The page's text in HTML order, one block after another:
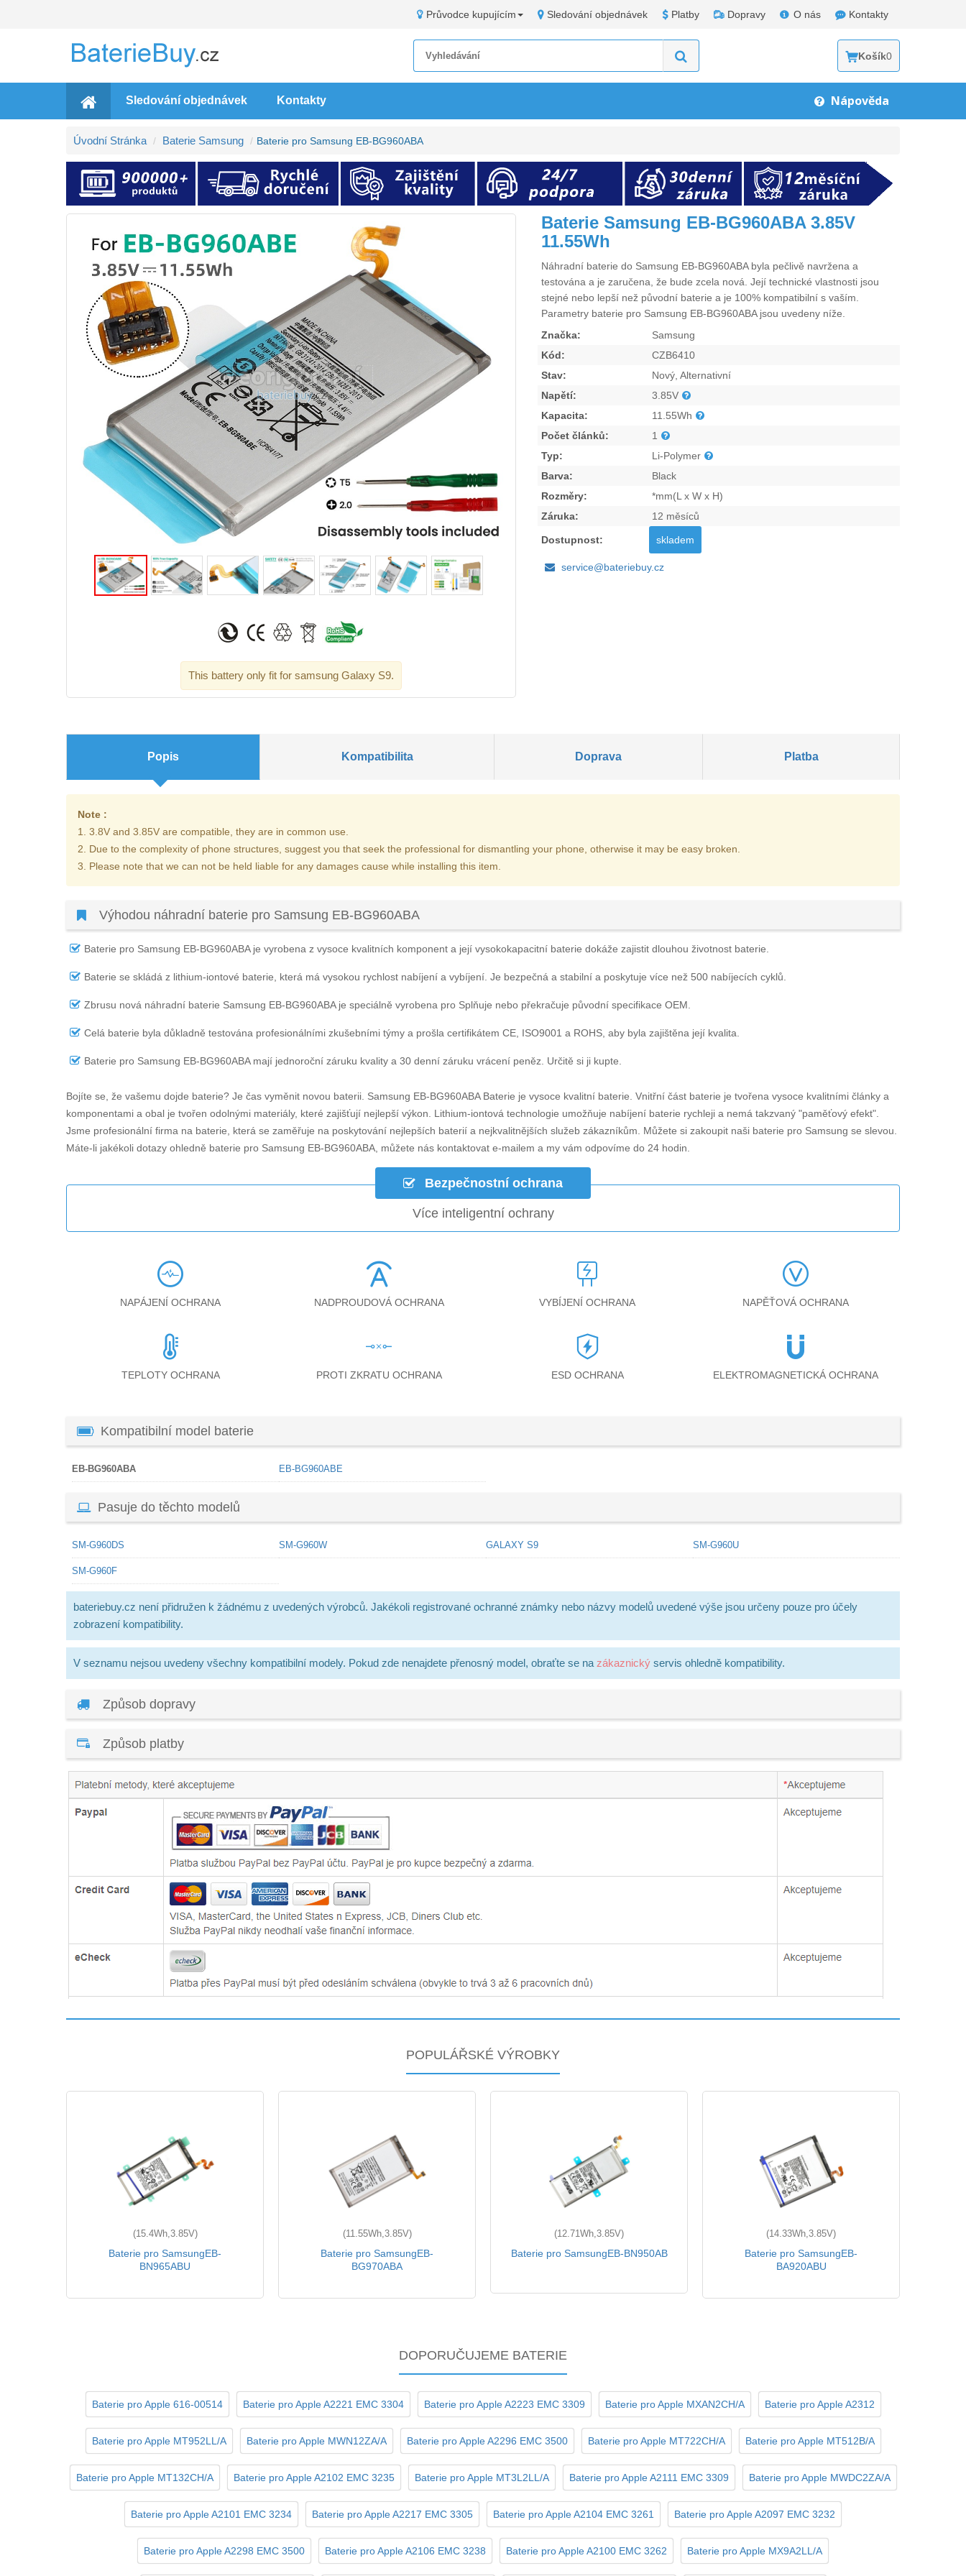
Průvodce kupujícím Sledování objednávek Platby Dopravy O nás Kontakty
Košík0
Sledování objednávek Kontakty Nápověda
Úvodní Stránka Baterie Samsung Baterie pro Samsung EB-BG960ABA
This battery only fit for samsung Galaxy S9.
Baterie Samsung EB-BG960ABA 3.85V
11.55Wh
Náhradní baterie do Samsung EB-BG960ABAbyla pečlivě navržena a
testována a je zaručena, že bude zcela nová. Její technické vlastnosti jsou
stejné nebo lepší než původní baterie a je 100% kompatibilní s vaším.
Parametry baterie pro Samsung EB-BG960ABAjsou uvedeny níže.
Značka:
Samsung
Kód:
CZB6410
Stav:
Nový, Alternativní
Napětí:
3.85V
Kapacita:
11.55Wh
Počet článků:
1
Typ:
Li-Polymer
Barva:
Black
Rozměry:
*mm(L x W x H)
Záruka:
12 měsíců
Dostupnost: skladem
service@bateriebuy.cz
Popis Kompatibilita Doprava Platba
Note :
1. 3.8V and 3.85V are compatible, they are in common use.
2. Due to the complexity of phone structures, suggest you that seek the professional for dismantling your phone, otherwise it may be easy broken.
3. Please note that we can not be held liable for any damages cause while installing this item.
Výhodou náhradní baterie pro Samsung EB-BG960ABA
Baterie pro Samsung EB-BG960ABAje vyrobena z vysoce kvalitních komponent a její vysokokapacitní baterie dokáže zajistit dlouhou životnost baterie.
Baterie se skládá z lithium-iontové baterie, která má vysokou rychlost nabíjení a vybíjení. Je bezpečná a stabilní a poskytuje více než 500 nabíjecích cyklů.
Zbrusu nová náhradní baterie Samsung EB-BG960ABAje speciálně vyrobena pro Splňuje nebo překračuje původní specifikace OEM.
Celá baterie byla důkladně testována profesionálními zkušebními týmy a prošla certifikátem CE, ISO9001 a ROHS, aby byla zajištěna její kvalita.
Baterie pro Samsung EB-BG960ABAmají jednoroční záruku kvality a 30 denní záruku vrácení peněz. Určitě si ji kupte.
Bojíte se, že vašemu dojde baterie? Je čas vyměnit novou baterii. Samsung EB-BG960ABA Baterie je vysoce kvalitní baterie. Vnitřní část baterie je tvořena vysoce kvalitními články a
komponentami a obal je tvořen odolnými materiály, které zajišťují nejlepší výkon. Lithium-iontová technologie umožňuje nabíjení baterie rychleji a nemá takzvaný "paměťový efekt".
Jsme profesionální firma na baterie, která se zaměřuje na poskytování nejlepších baterií a nejkvalitnějších služeb zákazníkům. Můžete si zakoupit naši baterie pro Samsung se slevou.
Máte-li jakékoli dotazy ohledně baterie pro Samsung EB-BG960ABA , můžete nás kontaktovat e-mailem a my vám odpovíme do 24 hodin.
Bezpečnostní ochrana
Více inteligentní ochrany
NAPÁJENÍ OCHRANA NADPROUDOVÁ OCHRANA VYBÍJENÍ OCHRANA NAPĚŤOVÁ OCHRANA
TEPLOTY OCHRANA PROTI ZKRATU OCHRANA ESD OCHRANA ELEKTROMAGNETICKÁ OCHRANA
Kompatibilní model baterie
EB-BG960ABA EB-BG960ABE
Pasuje do těchto modelů
SM-G960DS SM-G960W GALAXY S9 SM-G960U
SM-G960F
bateriebuy.cz není přidružen k žádnému z uvedených výrobců. Jakékoli registrované ochranné známky nebo názvy modelů uvedené výše jsou určeny pouze pro účely
zobrazení kompatibility.
V seznamu nejsou uvedeny všechny kompatibilní modely. Pokud zde nenajdete přenosný model, obraťte se na zákaznický servis ohledně kompatibility.
Způsob dopravy
Způsob platby
POPULÁŘSKÉ VÝROBKY
(15.4Wh,3.85V)
Baterie pro SamsungEB-
BN965ABU
(11.55Wh,3.85V)
Baterie pro SamsungEB-
BG970ABA
(12.71Wh,3.85V)
Baterie pro SamsungEB-BN950AB
(14.33Wh,3.85V)
Baterie pro SamsungEB-
BA920ABU
DOPORUČUJEME BATERIE
Baterie pro Apple 616-00514 Baterie pro Apple A2221 EMC 3304 Baterie pro Apple A2223 EMC 3309 Baterie pro Apple MXAN2CH/A Baterie pro Apple A2312
Baterie pro Apple MT952LL/A Baterie pro Apple MWN12ZA/A Baterie pro Apple A2296 EMC 3500 Baterie pro Apple MT722CH/A Baterie pro Apple MT512B/A
Baterie pro Apple MT132CH/A Baterie pro Apple A2102 EMC 3235 Baterie pro Apple MT3L2LL/A Baterie pro Apple A2111 EMC 3309 Baterie pro Apple MWDC2ZA/A
Baterie pro Apple A2101 EMC 3234 Baterie pro Apple A2217 EMC 3305 Baterie pro Apple A2104 EMC 3261 Baterie pro Apple A2097 EMC 3232
Baterie pro Apple A2298 EMC 3500 Baterie pro Apple A2106 EMC 3238 Baterie pro Apple A2100 EMC 3262 Baterie pro Apple MX9A2LL/A